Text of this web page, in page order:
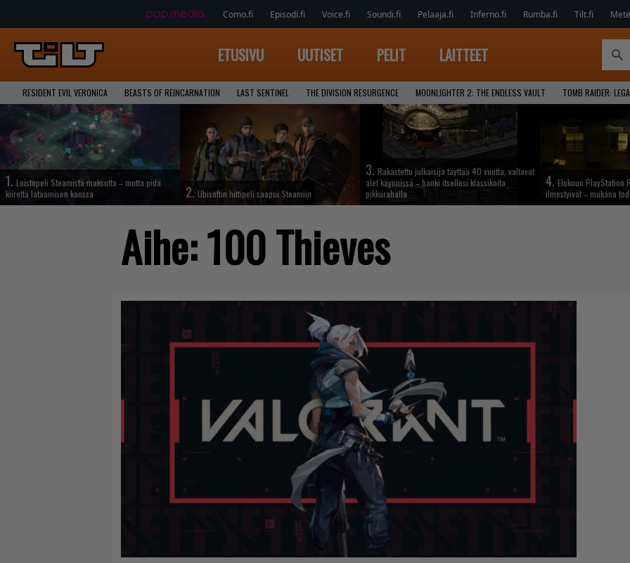
Como.fi Episodi.fi Voice.fi Soundi.fi Pelaaja.fi Inferno.fi Rumba.fi Tilt.fi
ETUSIVU UUTISET PELIT LAITTEET
RESIDENT EVIL VERONICA BEASTS OF REINCARNATION LAST SENTINEL THE DIVISION RESURGENCE MOONLIGHTER 2: THE ENDLESS VAULT TOMB RAIDER:
1. Loistopeli Steamistä maksutta – mutta pidä
kiirettä lataamisen kanssa
2. Ubisoftin hittipeli saapui Steamiin
3. Rakastettu julkaisija täyttää 40 vuotta, valtavat
alet käynnissä – hanki itsellesi klassikoita
pikkurahalla
4. Elokuun PlayStation
ilmestyivät – mukana
Aihe:100 Thieves